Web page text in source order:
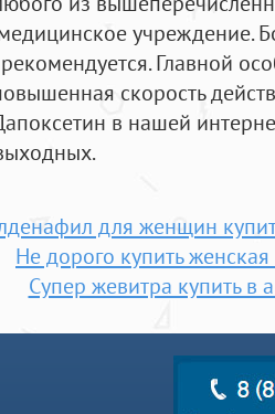
учреждение.
Главной
скорость
в нашей
для женщин
Не дорого купить женская
Супер жевитра купить в